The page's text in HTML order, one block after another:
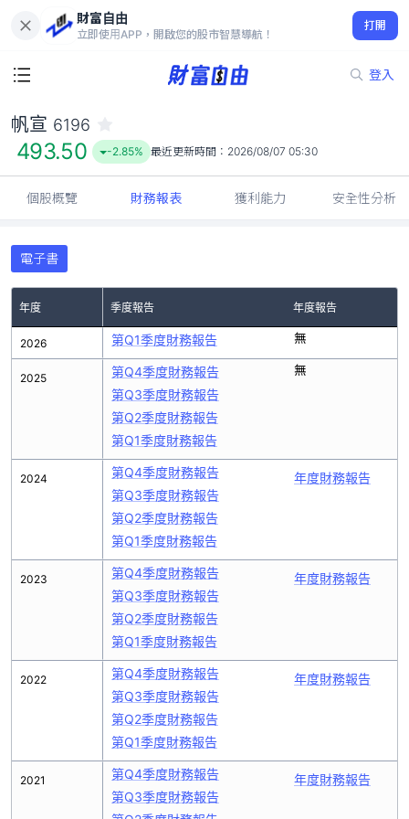
財富自由
立即使用APP，開啟您的股市智慧導航！
打開
登入
493.50
-2.85%
帆宣 6196
493.50 -2.85% 最近更新時間： 2026/08/07 05:30
個股概覽 財務報表 獲利能力 安全性分析
電子書
年度 季度報告 年度報告
2026
2025
2024
2023
2022
2021
第Q1季度財務報告 無
第Q4季度財務報告
第Q3季度財務報告
第Q2季度財務報告
第Q1季度財務報告
無
第Q4季度財務報告
第Q3季度財務報告
第Q2季度財務報告
第Q1季度財務報告
年度財務報告
第Q4季度財務報告
第Q3季度財務報告
第Q2季度財務報告
第Q1季度財務報告
年度財務報告
第Q4季度財務報告
第Q3季度財務報告
第Q2季度財務報告
第Q1季度財務報告
年度財務報告
第Q4季度財務報告
第Q3季度財務報告
年度財務報告